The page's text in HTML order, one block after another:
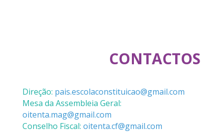
CONTACTOS
Direção: pais.escolaconstituicao@gmail.com
Mesa da Assembleia Geral:
oitenta.mag@gmail.com
Conselho Fiscal: oitenta.cf@gmail.com